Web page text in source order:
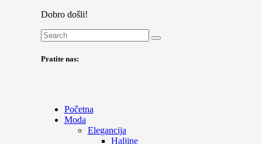
Dobro došli!
Pratite nas:
Početna
Moda
Elegancija
Haljine